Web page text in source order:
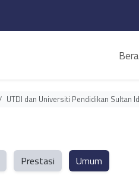
UTDI dan Universiti Pendidikan Sultan
Prestasi Umum